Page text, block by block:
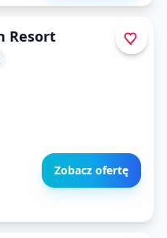
Resort
Zobacz ofertę